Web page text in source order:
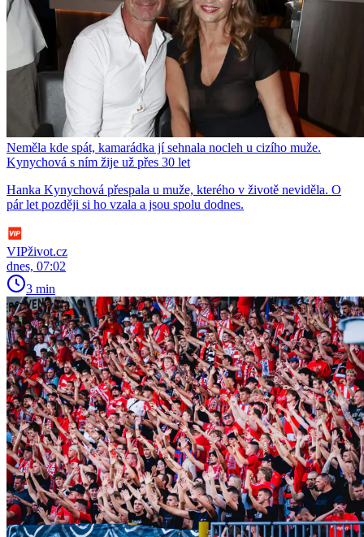
Neměla kde spát, kamarádka jí sehnala nocleh u cizího muže.
Kynychová s ním žije už přes 30 let
Hanka Kynychová přespala u muže, kterého v životě neviděla. O
pár let později si ho vzala a jsou spolu dodnes.
VIPživot.cz
dnes, 07:02
3 min